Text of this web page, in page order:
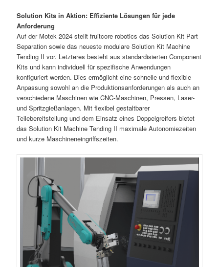
Solution Kits in Aktion: Effiziente Lösungen für jede
Anforderung
Auf der Motek 2024 stellt fruitcore robotics das Solution Kit Part
Separation sowie das neueste modulare Solution Kit Machine
Tending II vor. Letzteres besteht aus standardisierten Component
Kits und kann individuell für spezifische Anwendungen
konfiguriert werden. Dies ermöglicht eine schnelle und flexible
Anpassung sowohl an die Produktionsanforderungen als auch an
verschiedene Maschinen wie CNC-Maschinen, Pressen, Laser-
und Spritzgießanlagen. Mit flexibel gestaltbarer
Teilebereitstellung und dem Einsatz eines Doppelgreifers bietet
das Solution Kit Machine Tending II maximale Autonomiezeiten
und kurze Maschineneingriffszeiten.